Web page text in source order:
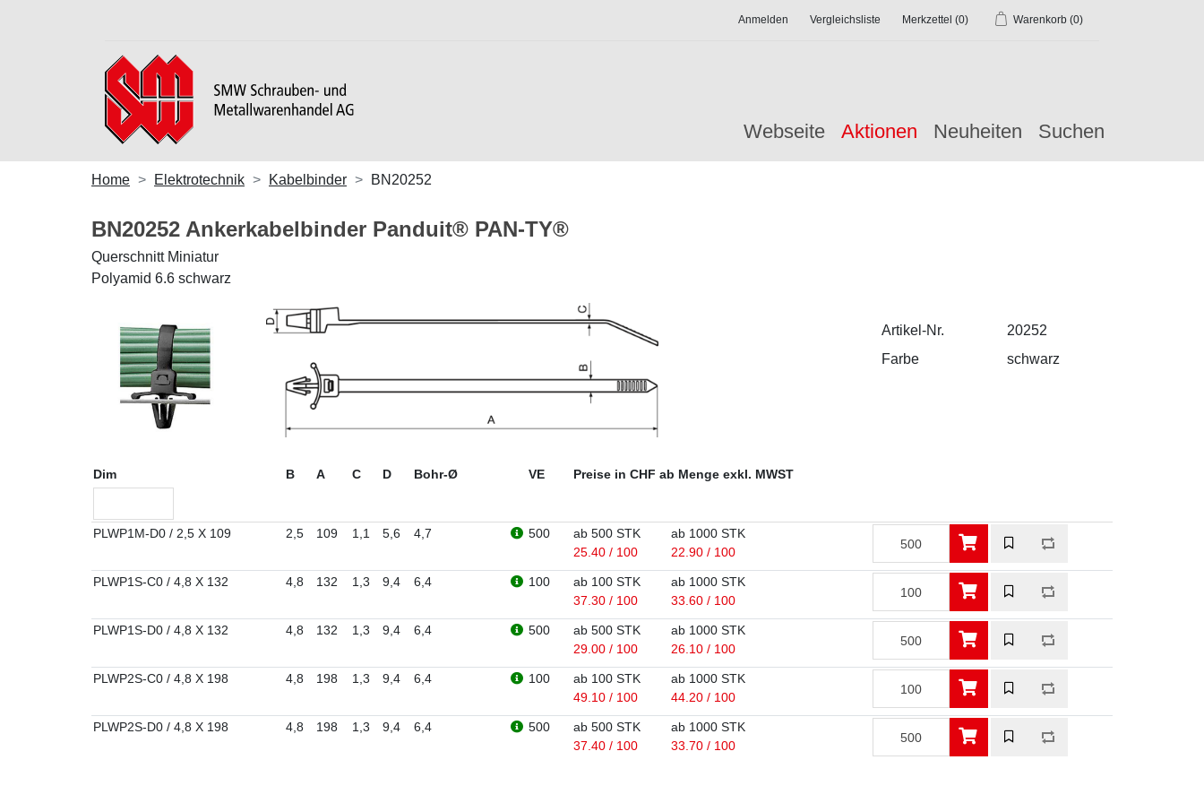
Anmelden Vergleichsliste Merkzettel (0) Warenkorb (0)
Webseite Aktionen Neuheiten Suchen
Home Elektrotechnik Kabelbinder BN20252
BN20252 Ankerkabelbinder Panduit® PAN-TY®
Querschnitt Miniatur
Polyamid 6.6 schwarz
Artikel-Nr.
20252
Farbe
schwarz
Dim B A C D Bohr-Ø VE Preise in CHF ab Menge exkl. MWST
PLWP1M-D0 / 2,5 X 109 2,5 109 1,1 5,6 4,7 500
ab 500 STK
25.40 / 100
ab 1000 STK
22.90 / 100
PLWP1S-C0 / 4,8 X 132 4,8 132 1,3 9,4 6,4 100
ab 100 STK
37.30 / 100
ab 1000 STK
33.60 / 100
PLWP1S-D0 / 4,8 X 132 4,8 132 1,3 9,4 6,4 500
ab 500 STK
29.00 / 100
ab 1000 STK
26.10 / 100
PLWP2S-C0 / 4,8 X 198 4,8 198 1,3 9,4 6,4 100
ab 100 STK
49.10 / 100
ab 1000 STK
44.20 / 100
PLWP2S-D0 / 4,8 X 198 4,8 198 1,3 9,4 6,4 500
ab 500 STK
37.40 / 100
ab 1000 STK
33.70 / 100